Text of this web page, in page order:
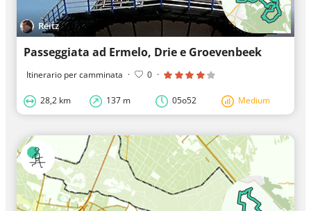
Reitz
Passeggiata ad Ermelo, Drie e Groevenbeek
Itinerario per camminata · 0 ·
28,2 km 137 m 05o52 Medium